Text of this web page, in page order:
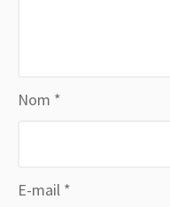
Nom *
E-mail *